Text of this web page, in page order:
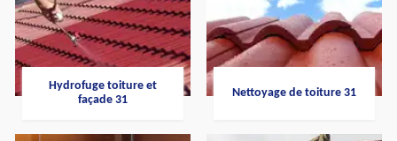
Hydrofuge toiture et
façade 31
Nettoyage de toiture 31